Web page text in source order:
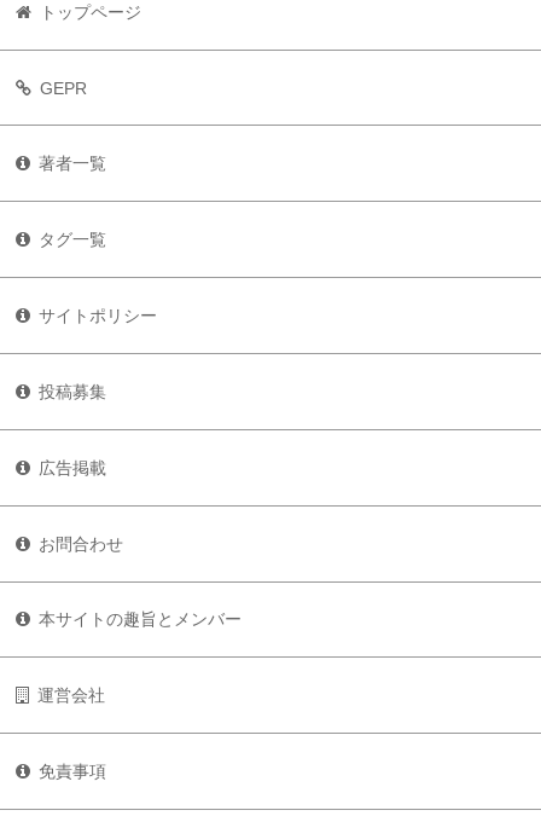
トップページ
GEPR
著者一覧
タグ一覧
サイトポリシー
投稿募集
広告掲載
お問合わせ
本サイトの趣旨とメンバー
運営会社
免責事項